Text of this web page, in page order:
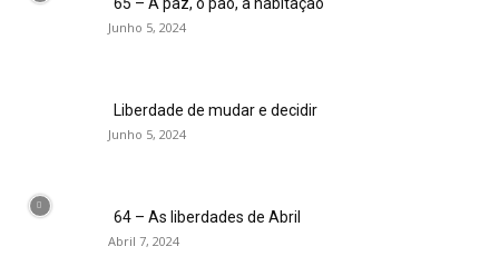
Junho 5, 2024
Liberdade de mudar e decidir
Junho 5, 2024
64 – As liberdades de Abril
Abril 7, 2024